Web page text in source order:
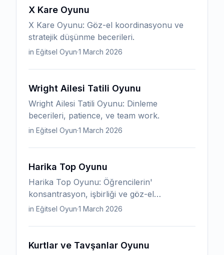
X Kare Oyunu
X Kare Oyunu: Göz-el koordinasyonu ve
stratejik düşünme becerileri.
in Eğitsel Oyun·1 March 2026
Wright Ailesi Tatili Oyunu
Wright Ailesi Tatili Oyunu: Dinleme
becerileri, patience, ve team work.
in Eğitsel Oyun·1 March 2026
Harika Top Oyunu
Harika Top Oyunu: Öğrencilerin'
konsantrasyon, işbirliği ve göz-el
koordinasyonu becerileri.
in Eğitsel Oyun·1 March 2026
Kurtlar ve Tavşanlar Oyunu